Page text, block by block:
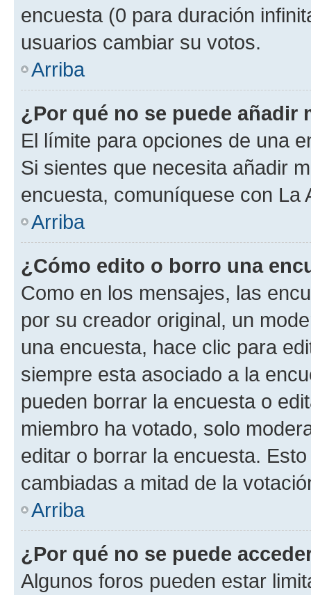
encuesta (0 para duración
usuarios cambiar su votos.
Arriba
¿Por qué no se puede añadir
El límite para opciones de una
Si sientes que necesita añadir
encuesta, comuníquese con La
Arriba
¿Cómo edito o borro una
Como en los mensajes, las
por su creador original, un
una encuesta, hace clic para
siempre esta asociado a la
pueden borrar la encuesta o
miembro ha votado, solo
editar o borrar la encuesta.
cambiadas a mitad de la
Arriba
¿Por qué no se puede
Algunos foros pueden estar